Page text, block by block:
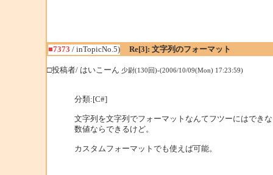
■7373 / inTopicNo.5) Re[3]: 文字列のフォーマット
□投稿者/ はいこーん 少尉(130回)-(2006/10/09(Mon) 17:23:59)
分類:[C#]
文字列を文字列でフォーマットなんてフツーにはでき
数値ならできるけど。
カスタムフォーマットでも使えば可能。